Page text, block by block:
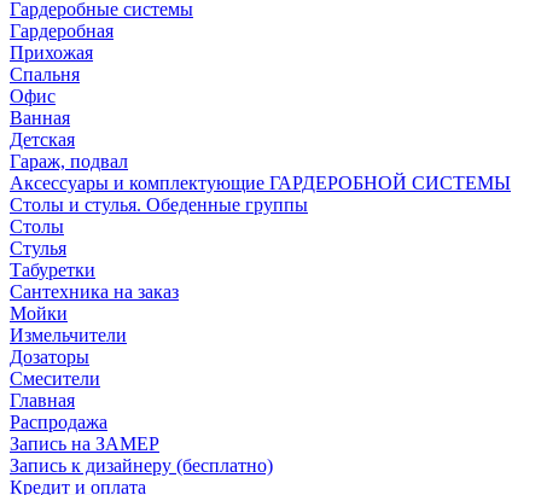
Гардеробные системы
Гардеробная
Прихожая
Спальня
Офис
Ванная
Детская
Гараж, подвал
Аксессуары и комплектующие ГАРДЕРОБНОЙ СИСТЕМЫ
Столы и стулья. Обеденные группы
Столы
Стулья
Табуретки
Сантехника на заказ
Мойки
Измельчители
Дозаторы
Смесители
Главная
Распродажа
Запись на ЗАМЕР
Запись к дизайнеру (бесплатно)
Кредит и оплата